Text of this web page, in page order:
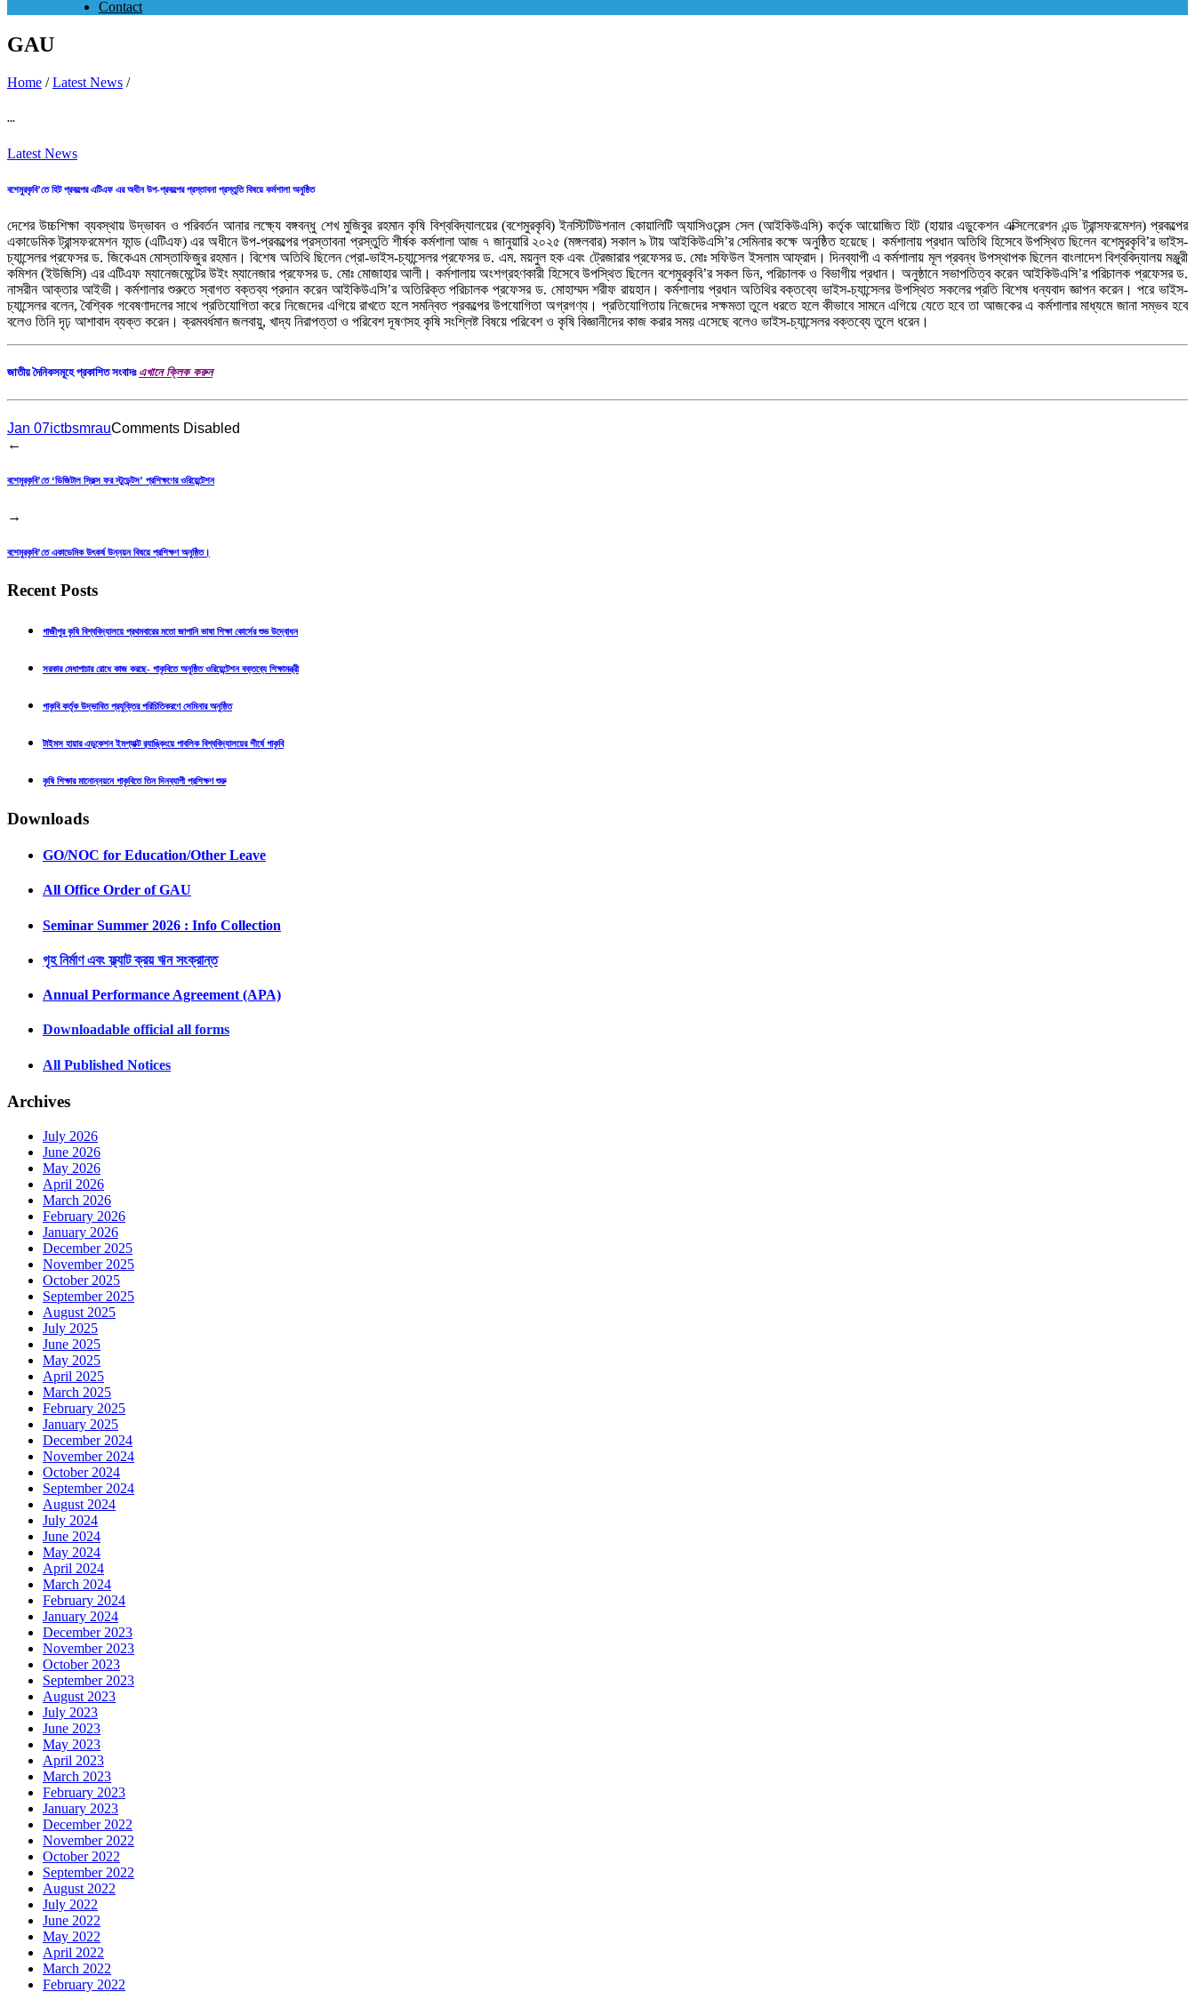
Contact
GAU
Home /Latest News /
...
Latest News
বশেমুরকৃবি’তে হিট প্রকল্পের এটিএফ এর অধীন উপ-প্রকল্পের প্রস্তাবনা প্রস্তুতি বিষয়ে কর্মশালা অনুষ্ঠিত
দেশের উচ্চশিক্ষা ব্যবস্থায় উদ্ভাবন ও পরিবর্তন আনার লক্ষ্যে বঙ্গবন্ধু শেখ মুজিবুর রহমান কৃষি বিশ্ববিদ্যালয়ের (বশেমুরকৃবি) ইনস্টিটিউশনাল কোয়ালিটি অ্যাসিওরেন্স সেল (আইকিউএসি) কর্তৃক আয়োজিত হিট (হায়ার এডুকেশন এক্সিলেরেশন এন্ড ট্রান্সফরমেশন) প্রকল্পের
একাডেমিক ট্রান্সফরমেশন ফান্ড (এটিএফ) এর অধীনে উপ-প্রকল্পের প্রস্তাবনা প্রস্তুতি শীর্ষক কর্মশালা আজ ৭ জানুয়ারি ২০২৫ (মঙ্গলবার) সকাল ৯ টায় আইকিউএসি’র সেমিনার কক্ষে অনুষ্ঠিত হয়েছে। কর্মশালায় প্রধান অতিথি হিসেবে উপস্থিত ছিলেন বশেমুরকৃবি’র ভাইস-
চ্যান্সেলর প্রফেসর ড. জিকেএম মোস্তাফিজুর রহমান। বিশেষ অতিথি ছিলেন প্রো-ভাইস-চ্যান্সেলর প্রফেসর ড. এম. ময়নুল হক এবং ট্রেজারার প্রফেসর ড. মোঃ সফিউল ইসলাম আফ্রাদ। দিনব্যাপী এ কর্মশালায় মূল প্রবন্ধ উপস্থাপক ছিলেন বাংলাদেশ বিশ্ববিদ্যালয় মঞ্জুরী
কমিশন (ইউজিসি) এর এটিএফ ম্যানেজমেন্টের উইং ম্যানেজার প্রফেসর ড. মোঃ মোজাহার আলী। কর্মশালায় অংশগ্রহণকারী হিসেবে উপস্থিত ছিলেন বশেমুরকৃবি’র সকল ডিন, পরিচালক ও বিভাগীয় প্রধান। অনুষ্ঠানে সভাপতিত্ব করেন আইকিউএসি’র পরিচালক প্রফেসর ড.
নাসরীন আক্তার আইভী। কর্মশালার শুরুতে স্বাগত বক্তব্য প্রদান করেন আইকিউএসি’র অতিরিক্ত পরিচালক প্রফেসর ড. মোহাম্মদ শরীফ রায়হান। কর্মশালায় প্রধান অতিথির বক্তব্যে ভাইস-চ্যান্সেলর উপস্থিত সকলের প্রতি বিশেষ ধন্যবাদ জ্ঞাপন করেন। পরে ভাইস-
চ্যান্সেলর বলেন, বৈশ্বিক গবেষণাদলের সাথে প্রতিযোগিতা করে নিজেদের এগিয়ে রাখতে হলে সমন্বিত প্রকল্পের উপযোগিতা অগ্রগণ্য। প্রতিযোগিতায় নিজেদের সক্ষমতা তুলে ধরতে হলে কীভাবে সামনে এগিয়ে যেতে হবে তা আজকের এ কর্মশালার মাধ্যমে জানা সম্ভব হবে
বলেও তিনি দৃঢ় আশাবাদ ব্যক্ত করেন। ক্রমবর্ধমান জলবায়ু, খাদ্য নিরাপত্তা ও পরিবেশ দূষণসহ কৃষি সংশ্লিষ্ট বিষয়ে পরিবেশ ও কৃষি বিজ্ঞানীদের কাজ করার সময় এসেছে বলেও ভাইস-চ্যান্সেলর বক্তব্যে তুলে ধরেন।
জাতীয় দৈনিকসমূহে প্রকাশিত সংবাদঃ এখানে ক্লিক করুন
Jan 07ictbsmrauComments Disabled
←
বশেমুরকৃবি’তে ‘ডিজিটাল স্কিল্স ফর স্টুডেন্টস’ প্রশিক্ষণের ওরিয়েন্টেশন
→
বশেমুরকৃবি’তে একাডেমিক উৎকর্ষ উন্নয়ন বিষয়ে প্রশিক্ষণ অনুষ্ঠিত।
Recent Posts
গাজীপুর কৃষি বিশ্ববিদ্যালয়ে প্রথমবারের মতো জাপানি ভাষা শিক্ষা কোর্সের শুভ উদ্বোধন
সরকার মেধাপাচার রোধে কাজ করছে- গাকৃবিতে অনুষ্ঠিত ওরিয়েন্টেশন বক্তব্যে শিক্ষামন্ত্রী
গাকৃবি কর্তৃক উদ্ভাবিত প্রযুক্তির পরিচিতিকরণে সেমিনার অনুষ্ঠিত
টাইমস হায়ার এডুকেশন ইমপ্যাক্ট র‍্যাঙ্কিংয়ে পাবলিক বিশ্ববিদ্যালয়ের শীর্ষে গাকৃবি
কৃষি শিক্ষার মানোন্নয়নে গাকৃবিতে তিন দিনব্যাপী প্রশিক্ষণ শুরু
Downloads
GO/NOC for Education/Other Leave
All Office Order of GAU
Seminar Summer 2026 : Info Collection
গৃহ নির্মাণ এবং ফ্ল্যাট ক্রয় ঋন সংক্রান্ত
Annual Performance Agreement (APA)
Downloadable official all forms
All Published Notices
Archives
July 2026
June 2026
May 2026
April 2026
March 2026
February 2026
January 2026
December 2025
November 2025
October 2025
September 2025
August 2025
July 2025
June 2025
May 2025
April 2025
March 2025
February 2025
January 2025
December 2024
November 2024
October 2024
September 2024
August 2024
July 2024
June 2024
May 2024
April 2024
March 2024
February 2024
January 2024
December 2023
November 2023
October 2023
September 2023
August 2023
July 2023
June 2023
May 2023
April 2023
March 2023
February 2023
January 2023
December 2022
November 2022
October 2022
September 2022
August 2022
July 2022
June 2022
May 2022
April 2022
March 2022
February 2022